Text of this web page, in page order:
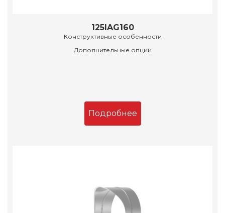
125IAG160
Конструктивные особенности
Дополнительные опции
Подробнее